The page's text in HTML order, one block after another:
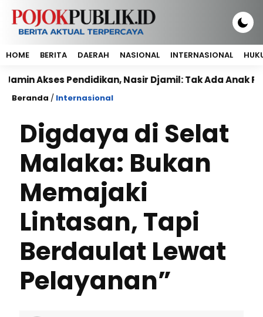
HOME BERITA DAERAH NASIONAL INTERNASIONAL
Pendidikan, Nasir Djamil: Tak Ada Anak Putus
Beranda / Internasional
Digdaya di Selat
Malaka: Bukan
Memajaki
Lintasan, Tapi
Berdaulat Lewat
Pelayanan”